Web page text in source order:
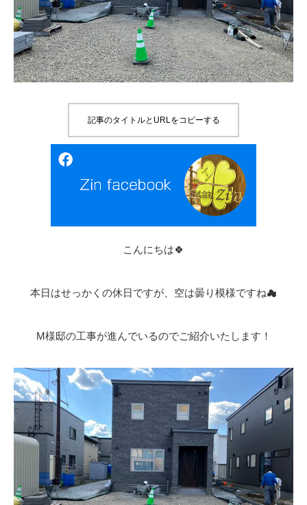
記事のタイトルとURLをコピーする
こんにちは🍀
本日はせっかくの休日ですが、空は曇り模様ですね☁
M様邸の工事が進んでいるのでご紹介いたします！